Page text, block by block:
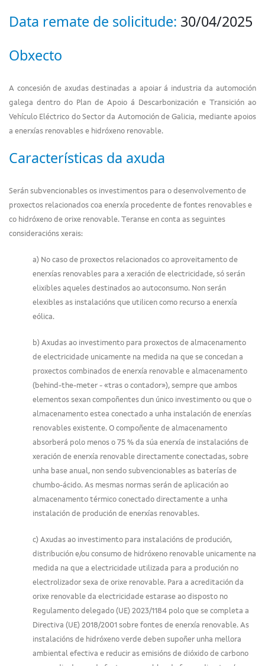
Data remate de solicitude: 30/04/2025
Obxecto
A concesión de axudas destinadas a apoiar á industria da automoción
galega dentro do Plan de Apoio á Descarbonización e Transición ao
Vehículo Eléctrico do Sector da Automoción de Galicia, mediante apoios
a enerxías renovables e hidróxeno renovable.
Características da axuda
Serán subvencionables os investimentos para o desenvolvemento de
proxectos relacionados coa enerxía procedente de fontes renovables e
co hidróxeno de orixe renovable. Teranse en conta as seguintes
consideracións xerais:
a) No caso de proxectos relacionados co aproveitamento de
enerxías renovables para a xeración de electricidade, só serán
elixibles aqueles destinados ao autoconsumo. Non serán
elexibles as instalacións que utilicen como recurso a enerxía
eólica.
b) Axudas ao investimento para proxectos de almacenamento
de electricidade unicamente na medida na que se concedan a
proxectos combinados de enerxía renovable e almacenamento
(behind-the-meter - «tras o contador»), sempre que ambos
elementos sexan compoñentes dun único investimento ou que o
almacenamento estea conectado a unha instalación de enerxías
renovables existente. O compoñente de almacenamento
absorberá polo menos o 75 % da súa enerxía de instalacións de
xeración de enerxía renovable directamente conectadas, sobre
unha base anual, non sendo subvencionables as baterías de
chumbo-ácido. As mesmas normas serán de aplicación ao
almacenamento térmico conectado directamente a unha
instalación de produción de enerxías renovables.
c) Axudas ao investimento para instalacións de produción,
distribución e/ou consumo de hidróxeno renovable unicamente na
medida na que a electricidade utilizada para a produción no
electrolizador sexa de orixe renovable. Para a acreditación da
orixe renovable da electricidade estarase ao disposto no
Regulamento delegado (UE) 2023/1184 polo que se completa a
Directiva (UE) 2018/2001 sobre fontes de enerxía renovable. As
instalacións de hidróxeno verde deben supoñer unha mellora
ambiental efectiva e reducir as emisións de dióxido de carbono